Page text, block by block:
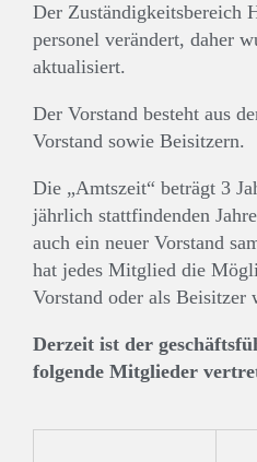
Der Zuständigkeitsbereich
personel verändert, daher
aktualisiert.
Der Vorstand besteht aus
Vorstand sowie Beisitzern.
Die „Amtszeit“ beträgt 3
jährlich stattfindenden
auch ein neuer Vorstand
hat jedes Mitglied die
Vorstand oder als Beisitzer
Derzeit ist der
folgende Mitglieder